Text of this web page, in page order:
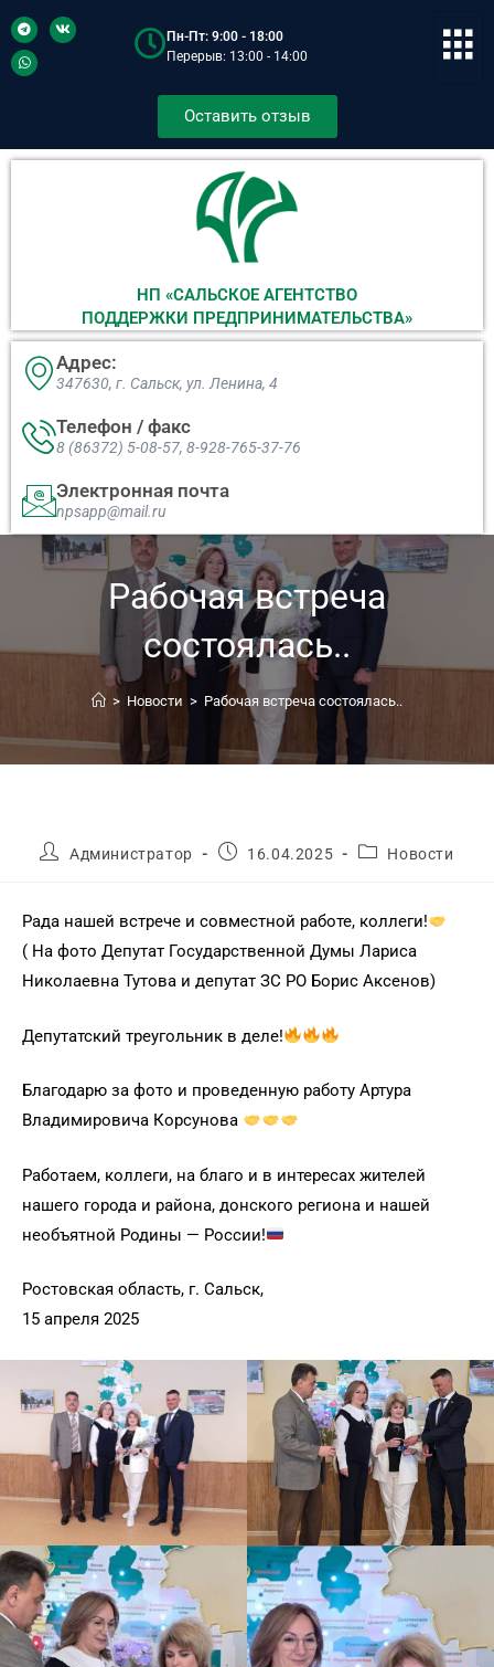
Пн-Пт: 9:00 - 18:00
Перерыв: 13:00 - 14:00
Оставить отзыв
НП «САЛЬСКОЕ АГЕНТСТВО
ПОДДЕРЖКИ ПРЕДПРИНИМАТЕЛЬСТВА»
Адрес:
347630, г. Сальск, ул. Ленина, 4​
Телефон / факс
8 (86372) 5-08-57, 8-928-765-37-76
Электронная почта
npsapp@mail.ru
Рабочая встреча
состоялась..
> Новости > Рабочая встреча состоялась..
Администратор 16.04.2025 Новости
Рада нашей встрече и совместной работе, коллеги!
( На фото Депутат Государственной Думы Лариса
Николаевна Тутова и депутат ЗС РО Борис Аксенов)
Депутатский треугольник в деле!
Благодарю за фото и проведенную работу Артура
Владимировича Корсунова
Работаем, коллеги, на благо и в интересах жителей
нашего города и района, донского региона и нашей
необъятной Родины — России!
Ростовская область, г. Сальск,
15 апреля 2025